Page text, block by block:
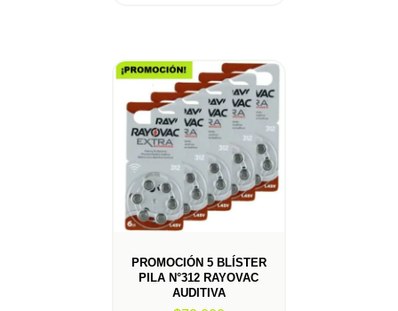
PROMOCIÓN 5 BLÍSTER
PILA N°312 RAYOVAC
AUDITIVA